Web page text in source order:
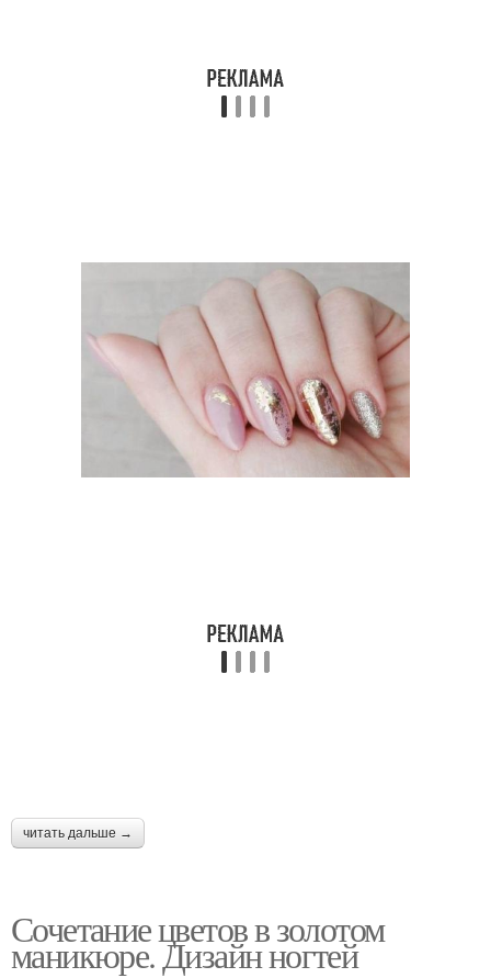
читать дальше →
Сочетание цветов в золотом
маникюре. Дизайн ногтей